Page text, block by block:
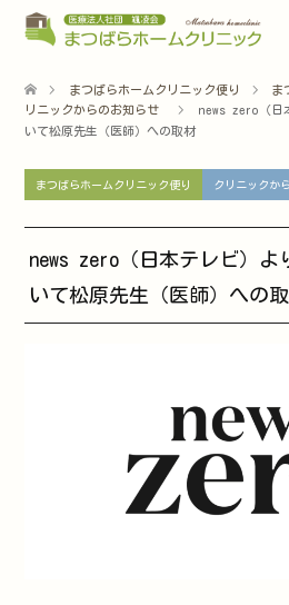
まつばらホームクリニック便り ま
リニックからのお知らせ
news zero（日
いて松原先生（医師）への取材
まつばらホームクリニック便り クリニックか
news zero（日本テレビ）よ
いて松原先生（医師）への